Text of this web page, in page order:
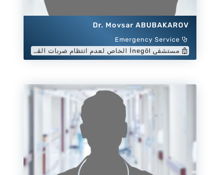
Dr. Movsar ABUBAKAROV
Emergency Service
مستشفى İnegöl الخاص لعدم انتظام ضربات القلب